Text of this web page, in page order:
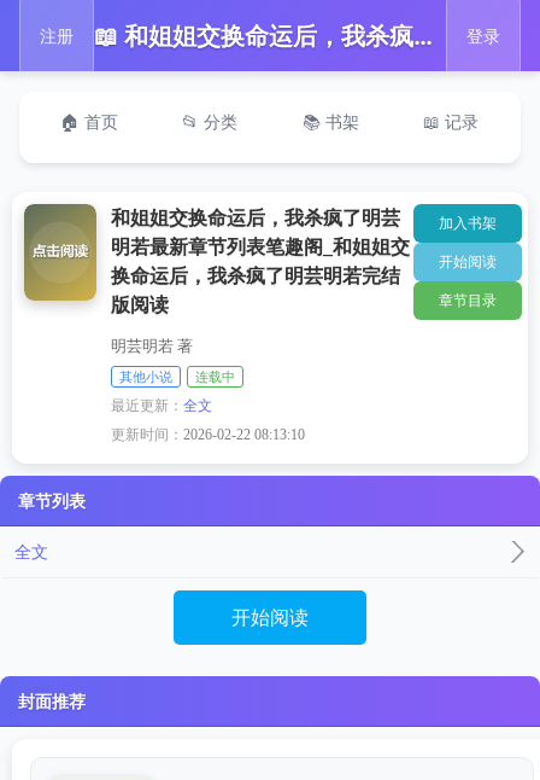
注册 📖 和姐姐交换命运后，我杀疯了明芸明若最新章节列表笔趣阁_和姐姐交换命运后，我杀疯了明芸明若完结版阅读 登录
🏠 首页 📂 分类 📚 书架 📖 记录
和姐姐交换命运后，我杀疯了明芸
明若最新章节列表笔趣阁_和姐姐交
换命运后，我杀疯了明芸明若完结
版阅读
明芸明若 著
其他小说 连载中
最近更新：全文
更新时间：2026-02-22 08:13:10
加入书架
开始阅读
章节目录
章节列表
全文
开始阅读
封面推荐